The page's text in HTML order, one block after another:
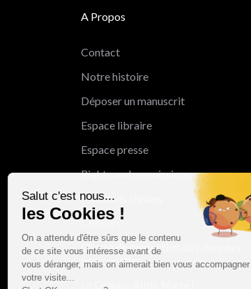
Salut c'est nous...
les Cookies !
On a attendu d'être sûrs que le contenu
de ce site vous intéresse avant de
vous déranger, mais on aimerait bien vous
votre visite...
A Propos
Contact
Notre histoire
Déposer un manuscrit
Espace libraire
Espace presse
Rights and permissions
Mentions légales
Cookies
Charte de protection des données
personnelles
Le Groupe Albin Michel